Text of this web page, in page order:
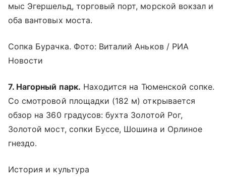
мыс Эгершельд, торговый порт, морской вокзал и
оба вантовых моста.
Сопка Бурачка. Фото: Виталий Аньков / РИА
Новости
7. Нагорный парк. Находится на Тюменской сопке.
Со смотровой площадки (182 м) открывается
обзор на 360 градусов: бухта Золотой Рог,
Золотой мост, сопки Буссе, Шошина и Орлиное
гнездо.
История и культура